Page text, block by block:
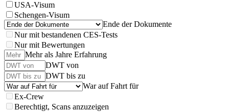
USA-Visum
Schengen-Visum
Ende der Dokumente
Nur mit bestandenen CES-Tests
Nur mit Bewertungen
Mehr als Jahre Erfahrung
DWT von
DWT bis zu
War auf Fahrt für
Ex-Crew
Berechtigt, Scans anzuzeigen